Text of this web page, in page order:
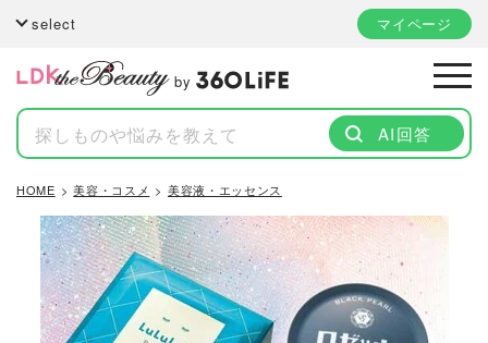
select マイページ
by
AI回答
HOME 美容・コスメ 美容液・エッセンス